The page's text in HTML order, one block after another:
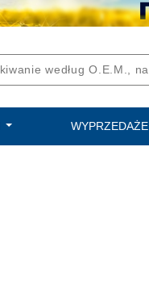
WYPRZEDAŻE